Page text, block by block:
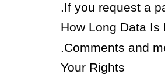
If you request a
How Long Data Is
Comments and
Your Rights